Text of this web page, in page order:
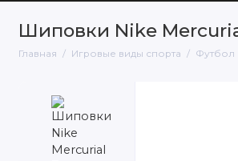
Шиповки Nike
Главная Игровые виды спорта Футбол